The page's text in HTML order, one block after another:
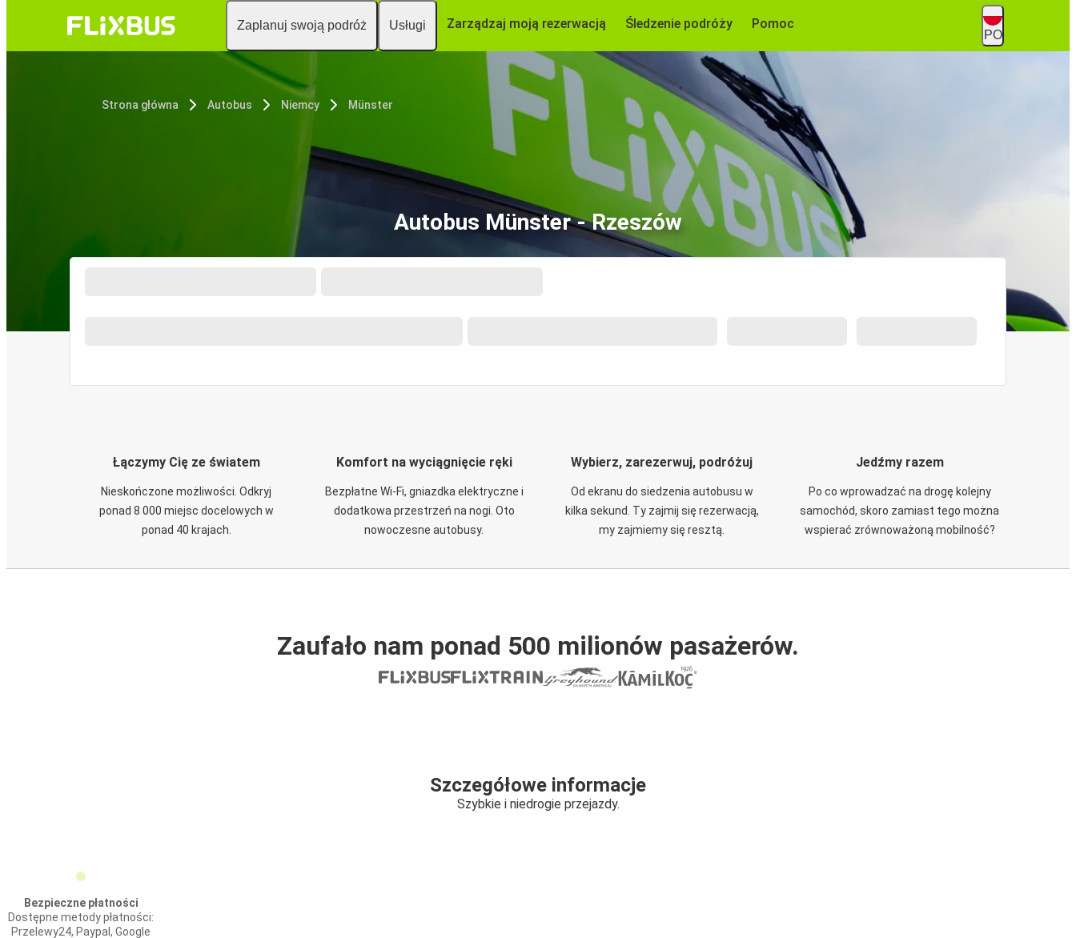
Zaplanuj swoją podróż Usługi Zarządzaj moją rezerwacją Śledzenie podróży Pomoc
PO
Strona główna Autobus Niemcy Münster
Autobus Münster - Rzeszów
Łączymy Cię ze światem
Nieskończone możliwości. Odkryj
ponad 8 000 miejsc docelowych w
ponad 40 krajach.
Komfort na wyciągnięcie ręki
Bezpłatne Wi-Fi, gniazdka elektryczne i
dodatkowa przestrzeń na nogi. Oto
nowoczesne autobusy.
Wybierz, zarezerwuj, podróżuj
Od ekranu do siedzenia autobusu w
kilka sekund. Ty zajmij się rezerwacją,
my zajmiemy się resztą.
Jedźmy razem
Po co wprowadzać na drogę kolejny
samochód, skoro zamiast tego można
wspierać zrównoważoną mobilność?
Zaufało nam ponad 500 milionów pasażerów.
Szczegółowe informacje
Szybkie i niedrogie przejazdy.
Bezpieczne płatności
Dostępne metody płatności:
Przelewy24, Paypal, Google